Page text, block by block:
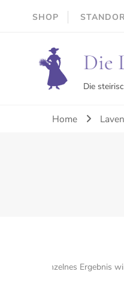
SHOP
Die
Die
Home
Einzelnes Ergebnis